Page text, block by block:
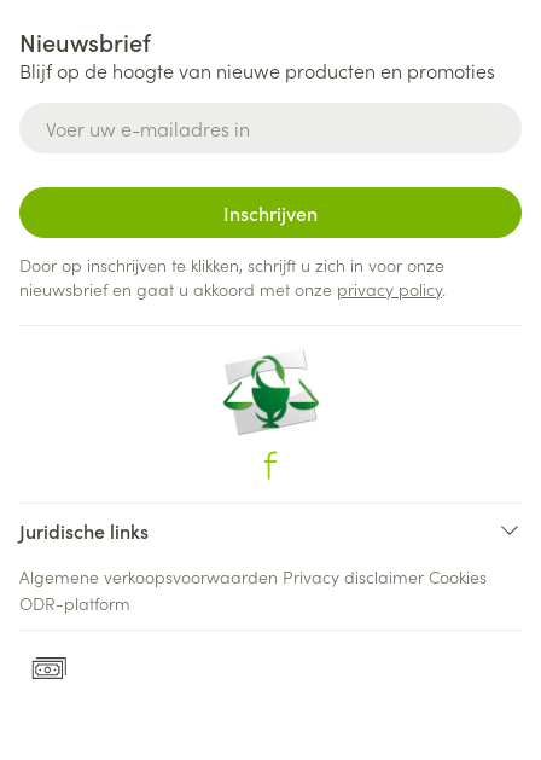
Nieuwsbrief
Blijf op de hoogte van nieuwe producten en promoties
Inschrijven
Door op inschrijven te klikken, schrijft u zich in voor onze
nieuwsbrief en gaat u akkoord met onze privacy policy.
Juridische links
Algemene verkoopsvoorwaarden Privacy disclaimer Cookies
ODR-platform